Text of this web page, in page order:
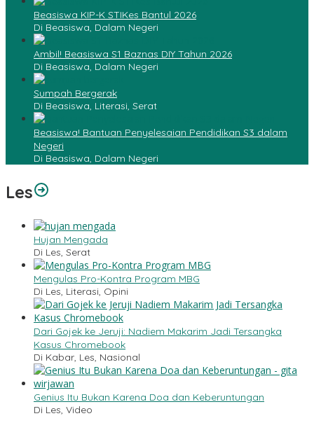
Beasiswa KIP-K STIKes Bantul 2026
Di Beasiswa, Dalam Negeri
Ambil! Beasiswa S1 Baznas DIY Tahun 2026
Di Beasiswa, Dalam Negeri
Sumpah Bergerak
Di Beasiswa, Literasi, Serat
Beasiswa! Bantuan Penyelesaian Pendidikan S3 dalam
Negeri
Di Beasiswa, Dalam Negeri
Les
Hujan Mengada
Di Les, Serat
Mengulas Pro-Kontra Program MBG
Di Les, Literasi, Opini
Dari Gojek ke Jeruji: Nadiem Makarim Jadi Tersangka
Kasus Chromebook
Di Kabar, Les, Nasional
Genius Itu Bukan Karena Doa dan Keberuntungan
Di Les, Video